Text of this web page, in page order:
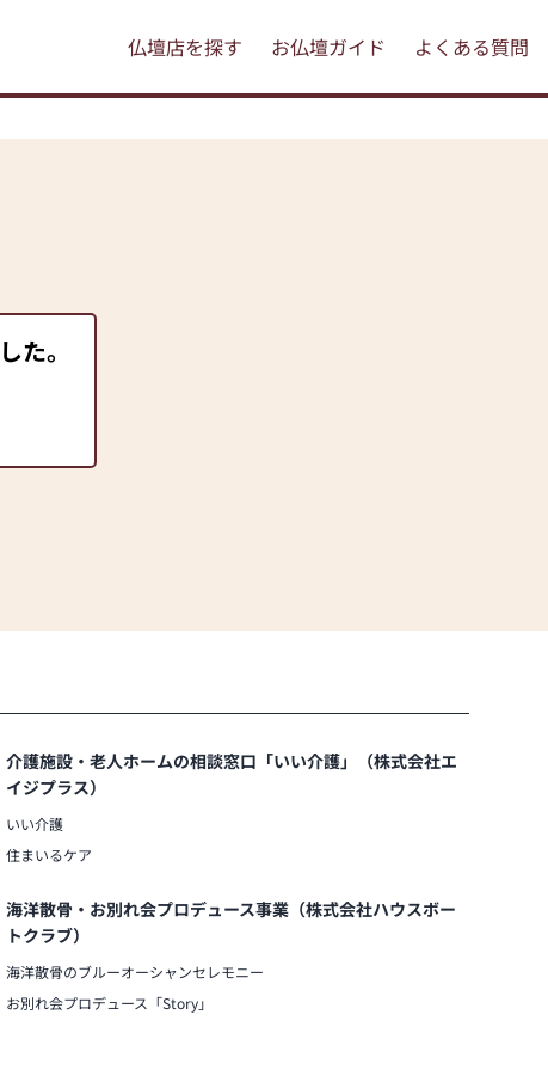
仏壇店を探す お仏壇ガイド よくある質問
た。
介護施設・老人ホームの相談窓口「いい介護」（株式会社エ
イジプラス）
いい介護
住まいるケア
海洋散骨・お別れ会プロデュース事業（株式会社ハウスボー
トクラブ）
海洋散骨のブルーオーシャンセレモニー
お別れ会プロデュース「Story」